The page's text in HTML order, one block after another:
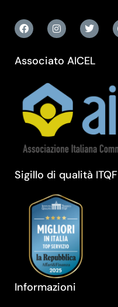
Associato AICEL
Sigillo di qualità ITQF
Informazioni